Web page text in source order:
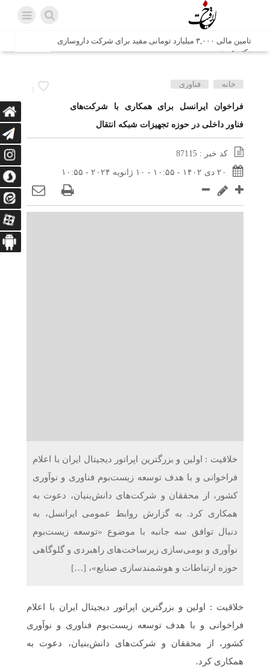
تامین مالی ۳,۰۰۰ میلیارد تومانی مفید برای شرکت داروسازی
دکتر عبیدی
شش وزیر کابینه پاکستان با حضور در سفارت ایران در اسلام
اتابک: ظرفیت های جدید همکاری‌های تجاری ایران و پاکستان با
محوریت بخش خصوصی فعال می‌شود
در مسیر جا‌مانده‌ها، دل‌ها به کربلا رسیده است
وزیر صمت خواستار پیگیری کانتینرهای ایرانی در بندر کراچی
شد / تجارت ۱۰ میلیارد دلاری ایران و پاکستان
1
خانه فناوری
فراخوان ایرانسل برای همکاری با شرکت‌های
فناور داخلی در حوزه تجهیزات شبکه انتقال
کد خبر : 87115
۲۰ دی ۱۴۰۲ - ۱۰:۵۵ - ۱۰ ژانویه ۲۰۲۴ - ۱۰:۵۵
خلاقیت : اولین و بزرگترین اپراتور دیجیتال ایران با اعلام
فراخوانی و با هدف توسعه زیست‌بوم فناوری و نوآوری
کشور، از محققان و شرکت‌های دانش‌بنیان، دعوت به
همکاری کرد. به گزارش روابط عمومی ایرانسل، به
دنبال توافق‌ سه جانبه با موضوع «توسعه زیست‌بوم
نوآوری و بومی‌سازی زیرساخت‌های راهبردی و گلوگاهی
حوزه ارتباطات و هوشمندسازی صنایع»، […]
خلاقیت : اولین و بزرگترین اپراتور دیجیتال ایران با اعلام
فراخوانی و با هدف توسعه زیست‌بوم فناوری و نوآوری
کشور، از محققان و شرکت‌های دانش‌بنیان، دعوت به
همکاری کرد.